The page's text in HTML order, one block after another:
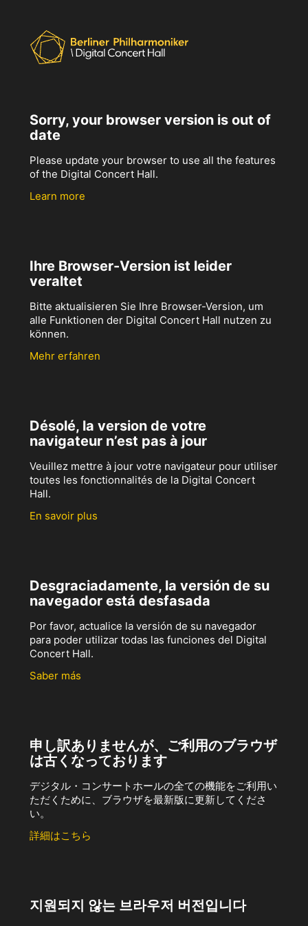
Sorry, your browser version is out of
date
Please update your browser to use all the features
of the Digital Concert Hall.
Learn more
Ihre Browser-Version ist leider
veraltet
Bitte aktualisieren Sie Ihre Browser-Version, um
alle Funktionen der Digital Concert Hall nutzen zu
können.
Mehr erfahren
Désolé, la version de votre
navigateur n’est pas à jour
Veuillez mettre à jour votre navigateur pour utiliser
toutes les fonctionnalités de la Digital Concert
Hall.
En savoir plus
Desgraciadamente, la versión de su
navegador está desfasada
Por favor, actualice la versión de su navegador
para poder utilizar todas las funciones del Digital
Concert Hall.
Saber más
申し訳ありませんが、ご利用のブラウザ
は古くなっております
デジタル・コンサートホールの全ての機能をご利用い
ただくために、ブラウザを最新版に更新してくださ
い。
詳細はこちら
지원되지 않는 브라우저 버전입니다